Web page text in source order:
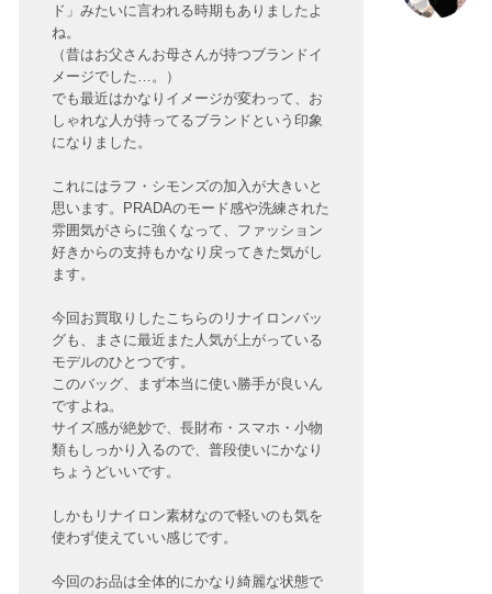
ド」みたいに言われる時期もありましたよ
ね。
（昔はお父さんお母さんが持つブランドイ
メージでした…。）
でも最近はかなりイメージが変わって、お
しゃれな人が持ってるブランドという印象
になりました。
これにはラフ・シモンズの加入が大きいと
思います。PRADAのモード感や洗練された
雰囲気がさらに強くなって、ファッション
好きからの支持もかなり戻ってきた気がし
ます。
今回お買取りしたこちらのリナイロンバッ
グも、まさに最近また人気が上がっている
モデルのひとつです。
このバッグ、まず本当に使い勝手が良いん
ですよね。
サイズ感が絶妙で、長財布・スマホ・小物
類もしっかり入るので、普段使いにかなり
ちょうどいいです。
しかもリナイロン素材なので軽いのも気を
使わず使えていい感じです。
今回のお品は全体的にかなり綺麗な状態で